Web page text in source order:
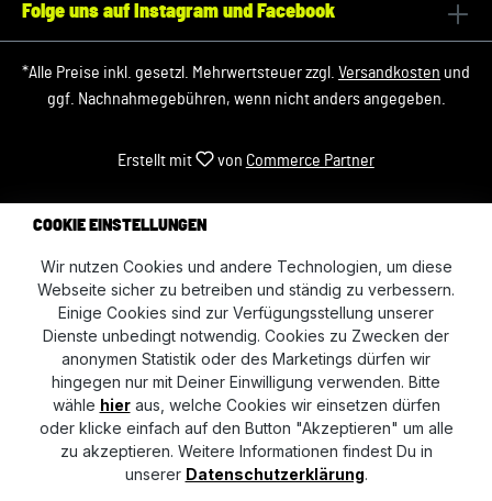
Folge uns auf Instagram und Facebook
*Alle Preise inkl. gesetzl. Mehrwertsteuer zzgl. Versandkosten und
ggf. Nachnahmegebühren, wenn nicht anders angegeben.
Erstellt mit von Commerce Partner
COOKIE EINSTELLUNGEN
Wir nutzen Cookies und andere Technologien, um diese
Webseite sicher zu betreiben und ständig zu verbessern.
Einige Cookies sind zur Verfügungsstellung unserer
Dienste unbedingt notwendig. Cookies zu Zwecken der
anonymen Statistik oder des Marketings dürfen wir
hingegen nur mit Deiner Einwilligung verwenden. Bitte
wähle hieraus, welche Cookies wir einsetzen dürfen
oder klicke einfach auf den Button "Akzeptieren" um alle
zu akzeptieren. Weitere Informationen findest Du in
unserer Datenschutzerklärung.